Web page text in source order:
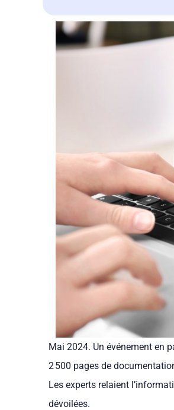
Mai 2024. Un événement en
2 500 pages de
Les experts relaient
dévoilées.